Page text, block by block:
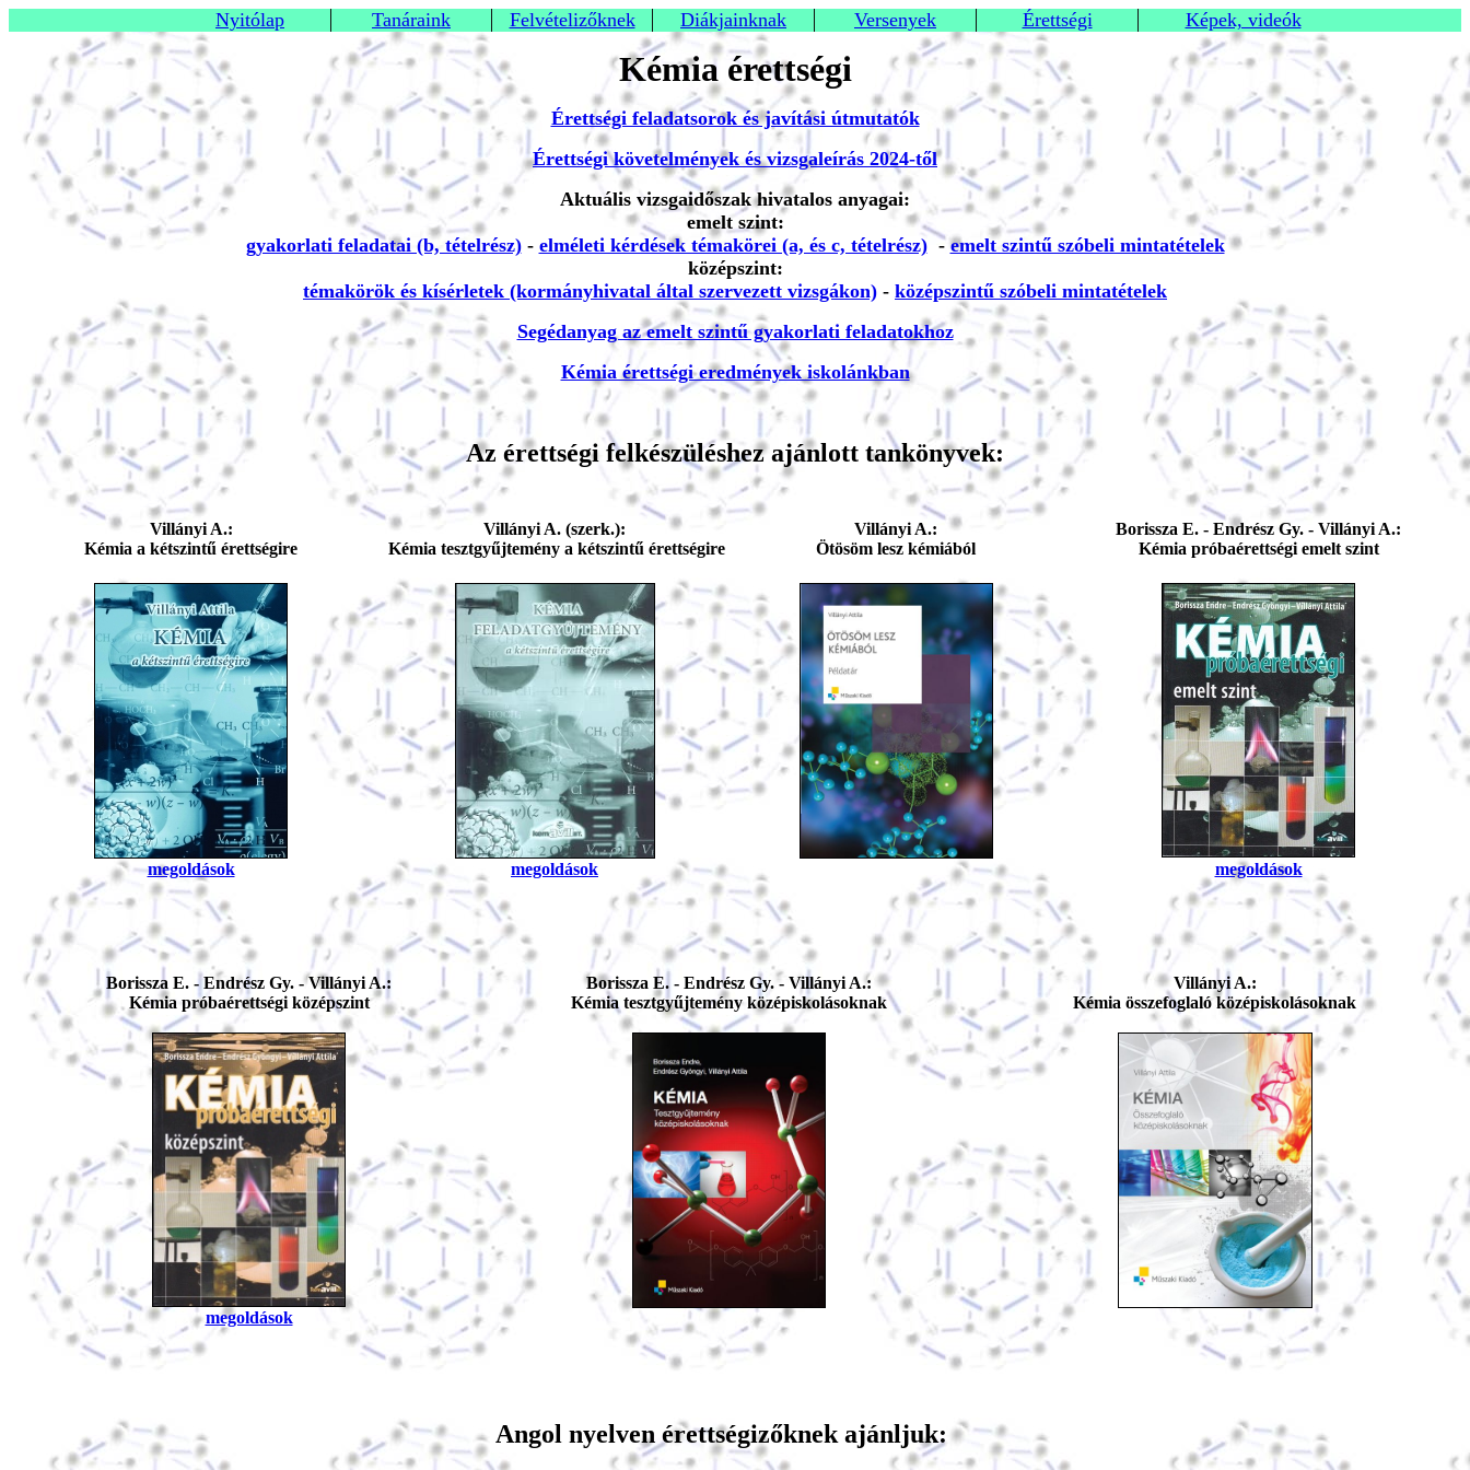
Nyitólap Tanáraink Felvételizőknek Diákjainknak Versenyek Érettségi Képek, videók
Kémia érettségi
Érettségi feladatsorok és javítási útmutatók
Érettségi követelmények és vizsgaleírás 2024-től
Aktuális vizsgaidőszak hivatalos anyagai:
emelt szint:
gyakorlati feladatai (b, tételrész)- elméleti kérdések témakörei (a, és c, tételrész)- emelt szintű szóbeli mintatételek
középszint:
témakörök és kísérletek (kormányhivatal által szervezett vizsgákon) - középszintű szóbeli mintatételek
Segédanyag az emelt szintű gyakorlati feladatokhoz
Kémia érettségi eredmények iskolánkban
Az érettségi felkészüléshez ajánlott tankönyvek:
Villányi A.:
Kémia a kétszintű érettségire
Villányi A. (szerk.):
Kémia tesztgyűjtemény a kétszintű érettségire
Villányi A.:
Ötösöm lesz kémiából
Borissza E. - Endrész Gy. - Villányi A.:
Kémia próbaérettségi emelt szint
megoldások megoldások megoldások
Borissza E. - Endrész Gy. - Villányi A.:
Kémia próbaérettségi középszint
Borissza E. - Endrész Gy. - Villányi A.:
Kémia tesztgyűjtemény középiskolásoknak
Villányi A.:
Kémia összefoglaló középiskolásoknak
megoldások
Angol nyelven érettségizőknek ajánljuk: